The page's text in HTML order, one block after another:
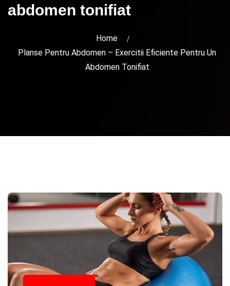
abdomen tonifiat
Home
Planse Pentru Abdomen – Exercitii Eficiente Pentru Un
Abdomen Tonifiat